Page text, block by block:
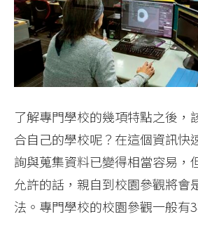
了解專門學校的幾項特點之後，
合自己的學校呢？在這個資訊快
詢與蒐集資料已變得相當容易，
允許的話，親自到校園參觀將會
法。專門學校的校園參觀一般有3